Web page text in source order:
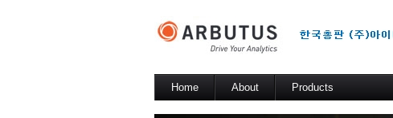
Home About Products
Sketchbook5, 스케치북5
Sketchbook5, 스케치북5